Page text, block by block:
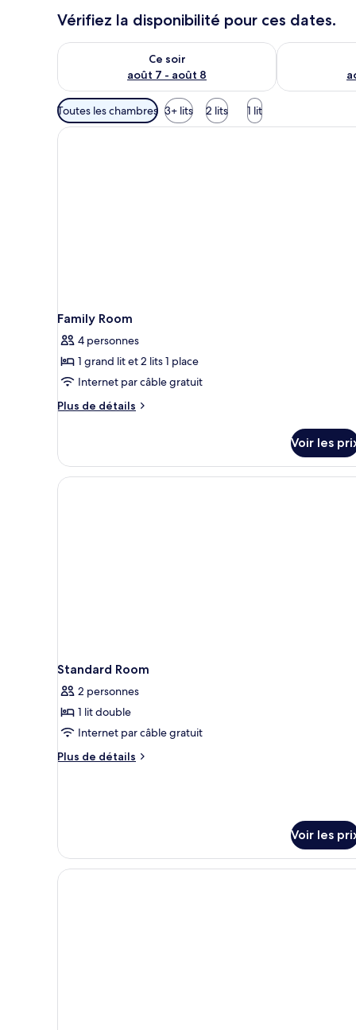
Vérifiez la disponibilité pour ces dates.
Ce soir
août 7 - août 8
Vérifier la disponibilité pour ce soir août 7 - août 8
Vérifier la
Filtres
disponibles
pour
Toutes les chambres 3+ lits 2 lits 1 lit
Family Room
4 personnes
1 grand lit et 2 lits 1 place
Internet par câble gratuit
Plus de détails
Plus
le
type
de
Voir les
Standard Room
2 personnes
1 lit double
Internet par câble gratuit
Plus de détails
Plus
chambre
Standard
Voir les